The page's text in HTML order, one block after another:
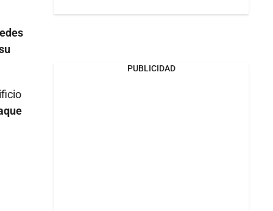
PUBLICIDAD